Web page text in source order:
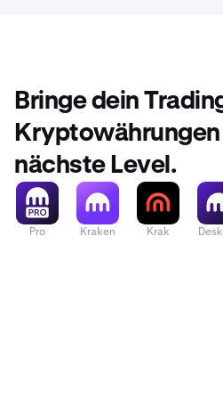
Bringe dein
nächste Level.
Pro Kraken Krak